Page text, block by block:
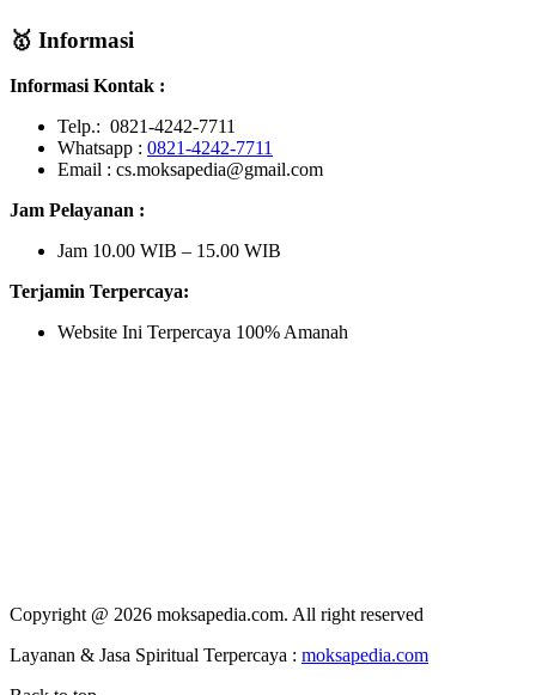
🥇 Informasi
Informasi Kontak :
Telp.: 0821-4242-7711
Whatsapp : 0821-4242-7711
Email : cs.moksapedia@gmail.com
Jam Pelayanan :
Jam 10.00 WIB – 15.00 WIB
Terjamin Terpercaya:
Website Ini Terpercaya 100% Amanah
Copyright @ 2026 moksapedia.com. All right reserved
Layanan & Jasa Spiritual Terpercaya : moksapedia.com